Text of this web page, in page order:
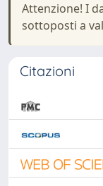
Attenzione! I
sottoposti a
Citazioni